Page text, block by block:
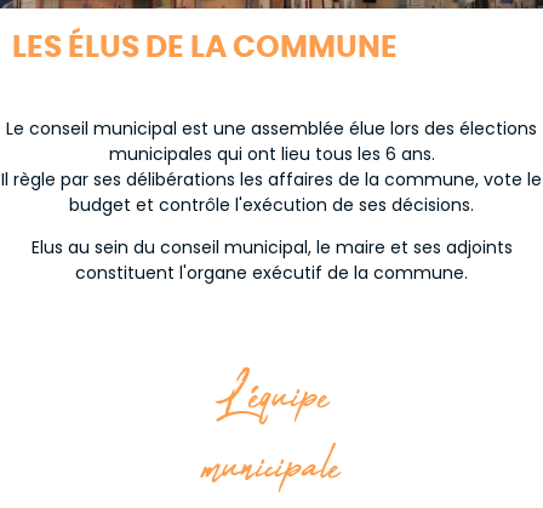
LES ÉLUS DE LA COMMUNE
Le conseil municipal est une assemblée élue lors des élections
municipales qui ont lieu tous les 6 ans.
Il règle par ses délibérations les affaires de la commune, vote le
budget et contrôle l'exécution de ses décisions.
Elus au sein du conseil municipal, le maire et ses adjoints
constituent l'organe exécutif de la commune.
L'équipe
municipale